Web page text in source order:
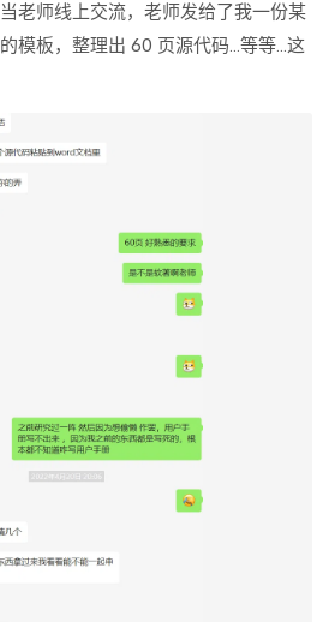
老师线上交流，老师发给了我一份某
模板，整理出 60 页源代码...等等...这